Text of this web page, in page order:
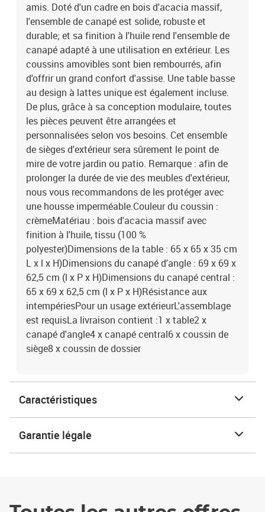
amis. Doté d'un cadre en bois d'acacia massif,
l'ensemble de canapé est solide, robuste et
durable; et sa finition à l'huile rend l'ensemble de
canapé adapté à une utilisation en extérieur. Les
coussins amovibles sont bien rembourrés, afin
d'offrir un grand confort d'assise. Une table basse
au design à lattes unique est également incluse.
De plus, grâce à sa conception modulaire, toutes
les pièces peuvent être arrangées et
personnalisées selon vos besoins. Cet ensemble
de sièges d'extérieur sera sûrement le point de
mire de votre jardin ou patio. Remarque : afin de
prolonger la durée de vie des meubles d'extérieur,
nous vous recommandons de les protéger avec
une housse imperméable.Couleur du coussin :
crèmeMatériau : bois d'acacia massif avec
finition à l'huile, tissu (100 %
polyester)Dimensions de la table : 65 x 65 x 35 cm
L x l x H)Dimensions du canapé d'angle : 69 x 69 x
62,5 cm (l x P x H)Dimensions du canapé central :
65 x 69 x 62,5 cm (l x P x H)Résistance aux
intempériesPour un usage extérieurL'assemblage
est requisLa livraison contient :1 x table2 x
canapé d'angle4 x canapé central6 x coussin de
siège8 x coussin de dossier
Caractéristiques
Garantie légale